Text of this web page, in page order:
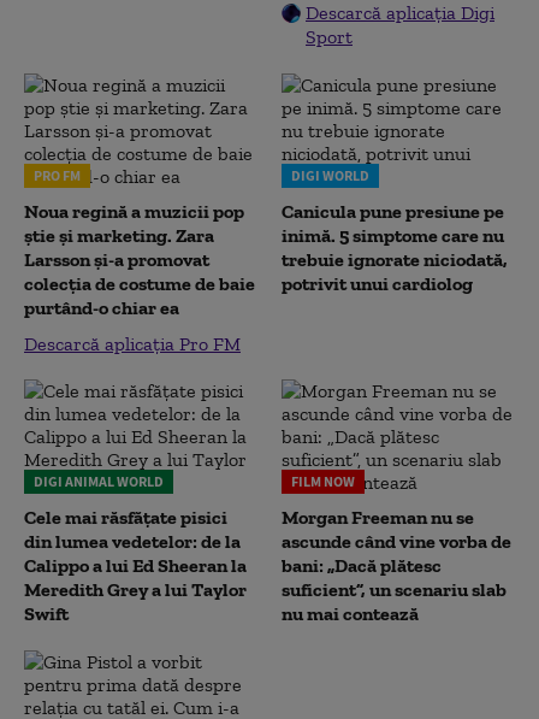
Descarcă aplicația Digi
Sport
PRO FM
Noua regină a muzicii pop
știe și marketing. Zara
Larsson și-a promovat
colecția de costume de baie
purtând-o chiar ea
Descarcă aplicația Pro FM
DIGI WORLD
Canicula pune presiune pe
inimă. 5 simptome care nu
trebuie ignorate niciodată,
potrivit unui cardiolog
DIGI ANIMAL WORLD
Cele mai răsfățate pisici
din lumea vedetelor: de la
Calippo a lui Ed Sheeran la
Meredith Grey a lui Taylor
Swift
FILM NOW
Morgan Freeman nu se
ascunde când vine vorba de
bani: „Dacă plătesc
suficient”, un scenariu slab
nu mai contează